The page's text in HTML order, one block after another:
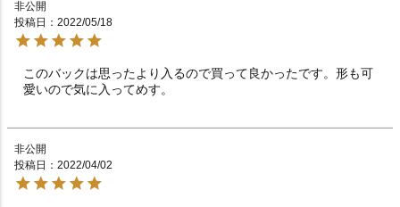
非公開
投稿日
2022/05/18
このバックは思ったより入るので買って良かったです。形も可
愛いので気に入ってめす。
非公開
投稿日
2022/04/02